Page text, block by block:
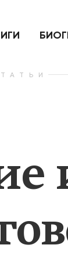
по самим себе